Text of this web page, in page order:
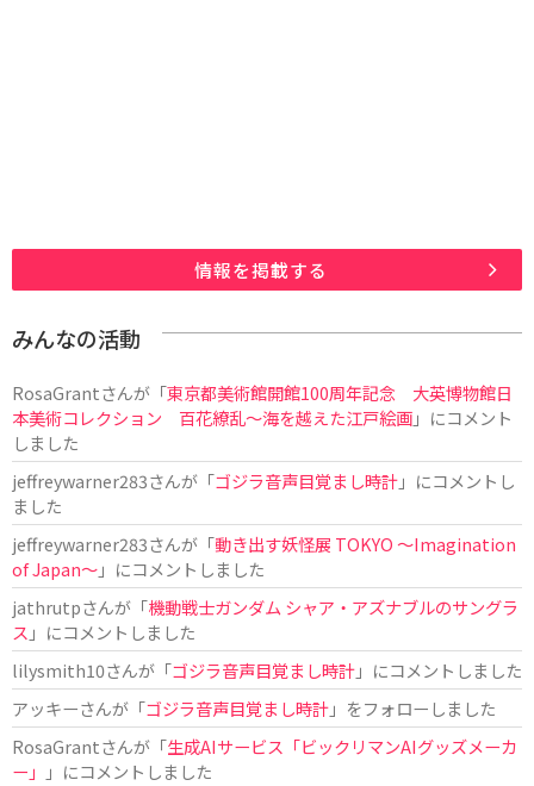
情報を掲載する
みんなの活動
RosaGrantさんが「東京都美術館開館100周年記念 大英博物館日
本美術コレクション 百花繚乱～海を越えた江戸絵画」にコメント
しました
jeffreywarner283さんが「ゴジラ音声目覚まし時計」にコメントし
ました
jeffreywarner283さんが「動き出す妖怪展 TOKYO 〜Imagination
of Japan〜」にコメントしました
jathrutpさんが「機動戦士ガンダム シャア・アズナブルのサングラ
ス 」にコメントしました
lilysmith10さんが「ゴジラ音声目覚まし時計」にコメントしました
アッキーさんが「ゴジラ音声目覚まし時計」をフォローしました
RosaGrantさんが「生成AIサービス「ビックリマンAIグッズメーカ
ー」
」にコメントしました